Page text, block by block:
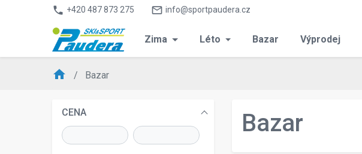
phone +420 487 873 275 mail_outline info@sportpaudera.cz
Zima Léto Bazar Výprodej
home Bazar
CENA Bazar